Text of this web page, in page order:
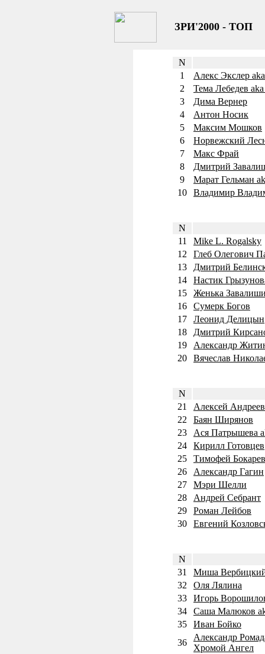
ЗРИ'2000 - ТОП
N
1
Алекс Экслер
2
Тема Лебедев
3
Дима Вернер
4
Антон Носик
5
Максим Мошков
6
Норвежский
7
Макс Фрай
8
Дмитрий
9
Марат Гельман
10
Владимир
N
11
Mike L. Rogalsky
12
Глеб Олегович
13
Дмитрий
14
Настик
15
Женька
16
Сумерк Богов
17
Леонид Делицын
18
Дмитрий
19
Александр
20
Вячеслав
N
21
Алексей
22
Баян Ширянов
23
Ася Патрышева
24
Кирилл Готовцев
25
Тимофей Бокарев
26
Александр Гагин
27
Мэри Шелли
28
Андрей Себрант
29
Роман Лейбов
30
Евгений
N
31
Миша
32
Оля Лялина
33
Игорь
34
Саша Малюков
35
Иван Бойко
36
Александр
Хромой Ангел